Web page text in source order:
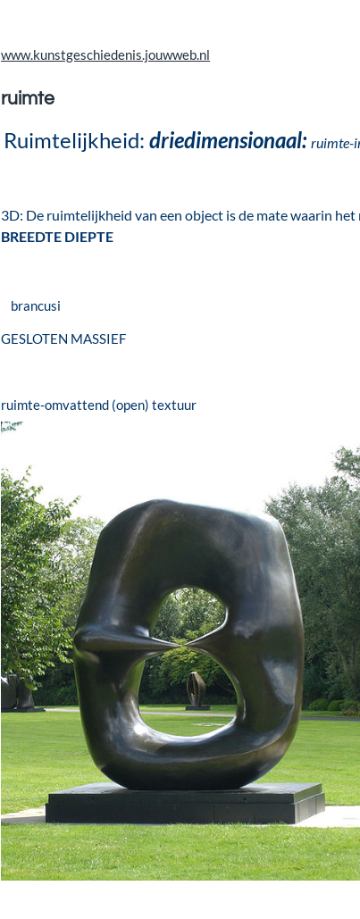
www.kunstgeschiedenis.jouwweb.nl
ruimte
Ruimtelijkheid:driedimensionaal:ruimte-
3D: De ruimtelijkheid van een object is de mate waarin
BREEDTE DIEPTE
brancusi
GESLOTEN MASSIEF
ruimte-omvattend (open) textuur